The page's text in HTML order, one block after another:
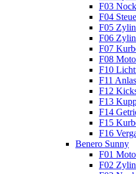
F03
F04
F05
F06
F07
F08
F10
F11
F12
F13
F14
F15
F16
Benero Sunny
F01
F02